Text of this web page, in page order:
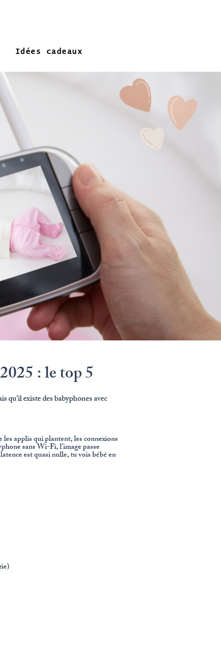
Idées cadeaux
: le top 5
qu’il existe des babyphones avec
applis qui plantent, les connexions
sans Wi-Fi, l’image passe
est quasi nulle, tu vois bébé en